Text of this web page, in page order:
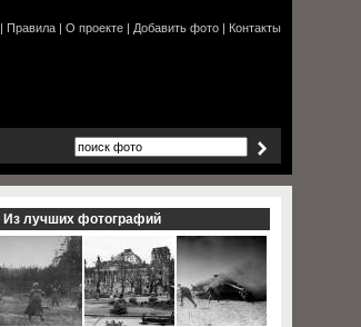
| Правила | О проекте | Добавить фото | Контакты
Из лучших фотографий